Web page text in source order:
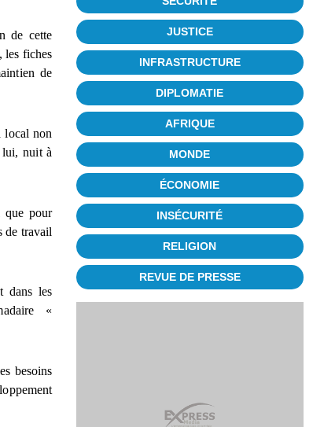
de cette
les fiches
de
local non
lui, nuit à
que pour
de travail
dans les
«
besoins
JUSTICE
INFRASTRUCTURE
DIPLOMATIE
AFRIQUE
MONDE
ÉCONOMIE
INSÉCURITÉ
RELIGION
REVUE DE PRESSE